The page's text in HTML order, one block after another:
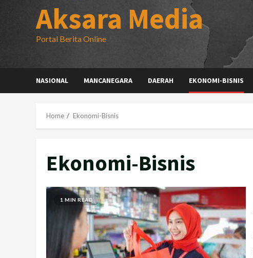
Aksara Media
Portal Berita Online
NASIONAL MANCANEGARA DAERAH EKONOMI-BISNIS
Home Ekonomi-Bisnis
Ekonomi-Bisnis
1 MIN READ